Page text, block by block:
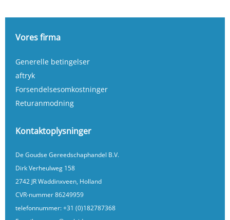
Vores firma
Generelle betingelser
aftryk
Forsendelsesomkostninger
Returanmodning
Kontaktoplysninger
De Goudse Gereedschaphandel B.V.
Dirk Verheulweg 158
2742 JR Waddinxveen, Holland
CVR-nummer 86249959
telefonnummer:+31 (0)182787368